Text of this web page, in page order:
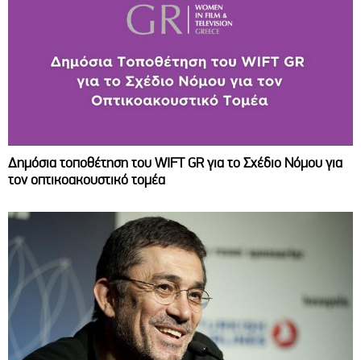
Δημόσια τοποθέτηση του WIFT GR για το Σχέδιο Νόμου για
τον οπτικοακουστικό τομέα